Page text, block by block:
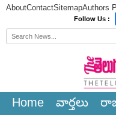
AboutContactSitemapAuthors
Follow Us :
Home వార్త‌లు